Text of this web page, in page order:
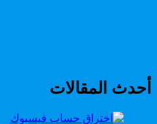
أحدث المقالات